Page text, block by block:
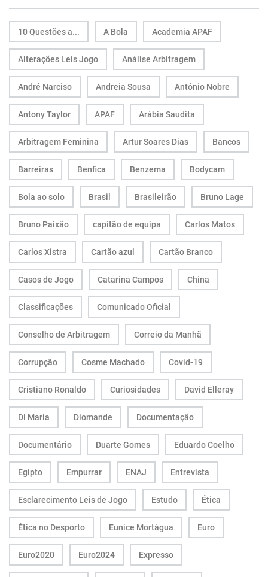
10 Questões a... A Bola Academia APAF
Alterações Leis Jogo Análise Arbitragem
André Narciso Andreia Sousa António Nobre
Antony Taylor APAF Arábia Saudita
Arbitragem Feminina Artur Soares Dias Bancos
Barreiras Benfica Benzema Bodycam
Bola ao solo Brasil Brasileirão Bruno Lage
Bruno Paixão capitão de equipa Carlos Matos
Carlos Xistra Cartão azul Cartão Branco
Casos de Jogo Catarina Campos China
Classificações Comunicado Oficial
Conselho de Arbitragem Correio da Manhã
Corrupção Cosme Machado Covid-19
Cristiano Ronaldo Curiosidades David Elleray
Di Maria Diomande Documentação
Documentário Duarte Gomes Eduardo Coelho
Egipto Empurrar ENAJ Entrevista
Esclarecimento Leis de Jogo Estudo Ética
Ética no Desporto Eunice Mortágua Euro
Euro2020 Euro2024 Expresso